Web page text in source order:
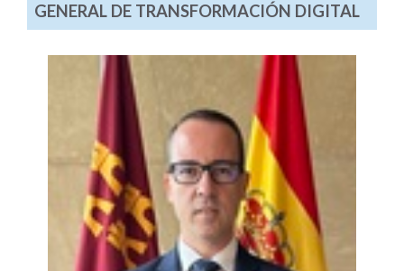
GENERAL DE TRANSFORMACIÓN DIGITAL